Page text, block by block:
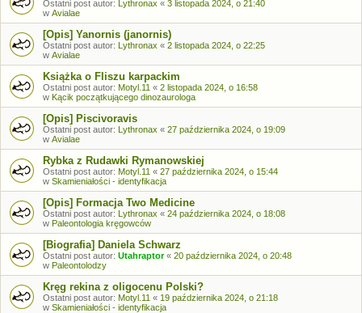
Ostatni post autor: Lythronax « 3 listopada 2024, o 21:40
w Avialae
[Opis] Yanornis (janornis)
Ostatni post autor: Lythronax « 2 listopada 2024, o 22:25
w Avialae
Książka o Fliszu karpackim
Ostatni post autor: Motyl.11 « 2 listopada 2024, o 16:58
w Kącik początkującego dinozaurologa
[Opis] Piscivoravis
Ostatni post autor: Lythronax « 27 października 2024, o 19:09
w Avialae
Rybka z Rudawki Rymanowskiej
Ostatni post autor: Motyl.11 « 27 października 2024, o 15:44
w Skamieniałości - identyfikacja
[Opis] Formacja Two Medicine
Ostatni post autor: Lythronax « 24 października 2024, o 18:08
w Paleontologia kręgowców
[Biografia] Daniela Schwarz
Ostatni post autor: Utahraptor« 20 października 2024, o 20:48
w Paleontolodzy
Kręg rekina z oligocenu Polski?
Ostatni post autor: Motyl.11 « 19 października 2024, o 21:18
w Skamieniałości - identyfikacja